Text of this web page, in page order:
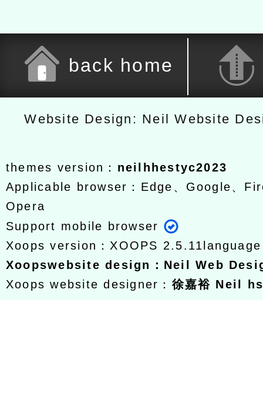
back home
Website Design: Neil Website
themes version： neilhhestyc2023
Applicable browser：Edge、Google、
Opera
Support mobile browser
Xoops version： XOOPS 2.5.11
Xoopswebsite design ： Neil Web
Xoops website designer： 徐嘉裕 Neil